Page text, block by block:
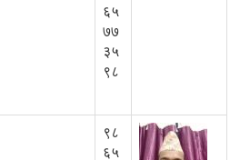
६५
७७
३५
९८
९८
६५